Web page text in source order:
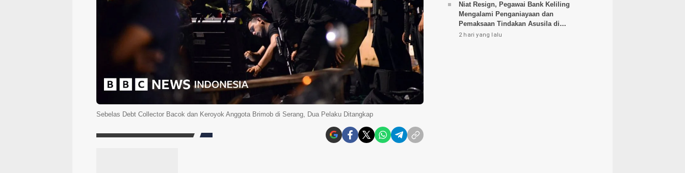
Sebelas Debt Collector Bacok dan Keroyok Anggota Brimob di Serang, Dua Pelaku Ditangkap
Niat Resign, Pegawai Bank Keliling
Mengalami Penganiayaan dan
Pemaksaan Tindakan Asusila di
Tangerang
2 hari yang lalu